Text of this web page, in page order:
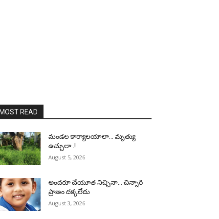
READ
మండల కార్యాలయాలా… మృత్యు
ఉచ్చులా .!
August 5, 2026
అందరూ చేయూత నిచ్చినా… చిన్నారి
ప్రాణం దక్కలేదు
August 3, 2026